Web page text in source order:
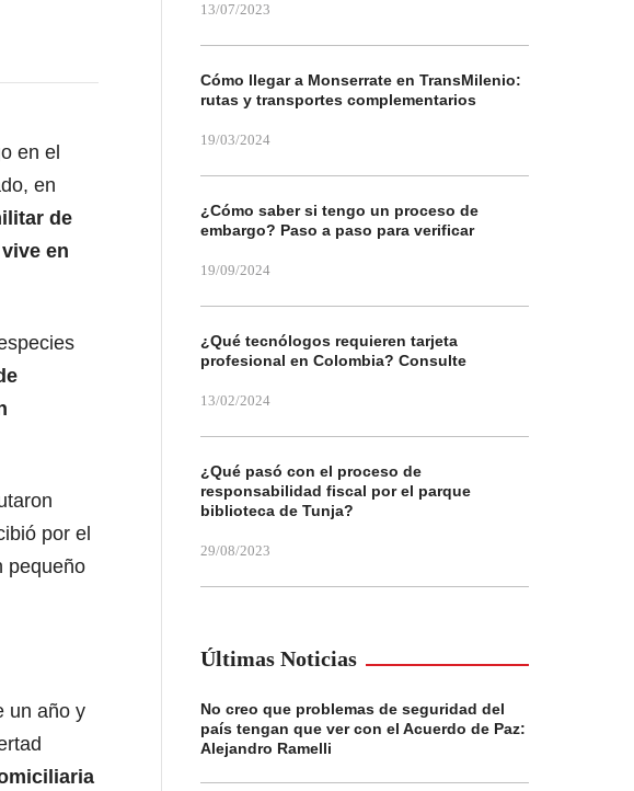
en el
en
de
en
por el
pequeño
un año y
13/07/2023
Cómo llegar a Monserrate en TransMilenio:
rutas y transportes complementarios
19/03/2024
¿Cómo saber si tengo un proceso de
embargo? Paso a paso para verificar
19/09/2024
¿Qué tecnólogos requieren tarjeta
profesional en Colombia? Consulte
13/02/2024
¿Qué pasó con el proceso de
responsabilidad fiscal por el parque
biblioteca de Tunja?
29/08/2023
Últimas Noticias
No creo que problemas de seguridad del
país tengan que ver con el Acuerdo de Paz:
Alejandro Ramelli